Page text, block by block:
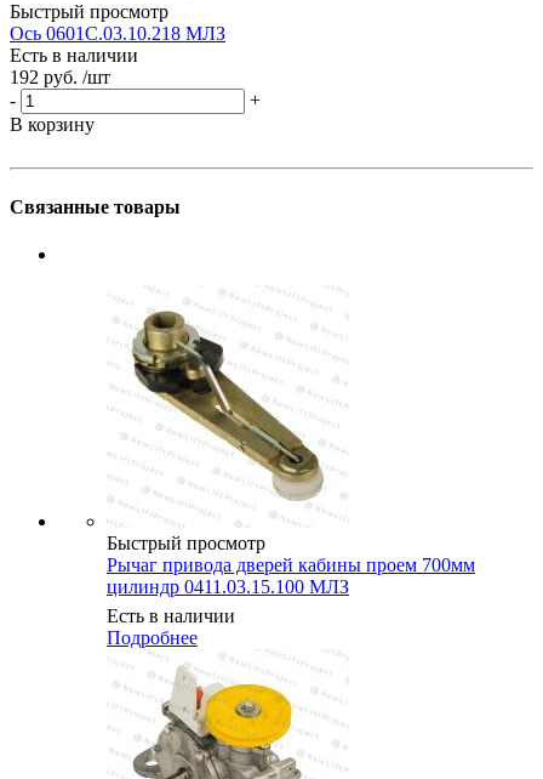
Быстрый просмотр
Ось 0601С.03.10.218 МЛЗ
Есть в наличии
192 руб. /шт
-
+
В корзину
Связанные товары
Быстрый просмотр
Рычаг привода дверей кабины проем 700мм
цилиндр 0411.03.15.100 МЛЗ
Есть в наличии
Подробнее